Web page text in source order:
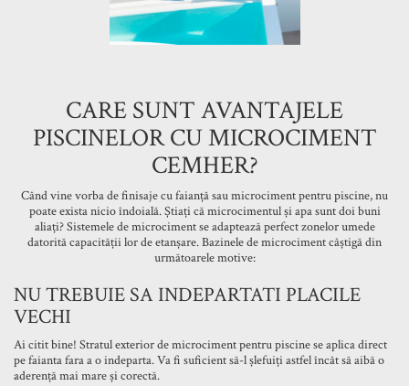
CARE SUNT AVANTAJELE
PISCINELOR CU MICROCIMENT
CEMHER?
Când vine vorba de finisaje cu faianță sau microciment pentru piscine, nu
poate exista nicio îndoială. Știați că microcimentul și apa sunt doi buni
aliați? Sistemele de microciment se adaptează perfect zonelor umede
datorită capacității lor de etanșare. Bazinele de microciment câștigă din
următoarele motive:
NU TREBUIE SA INDEPARTATI PLACILE
VECHI
Ai citit bine! Stratul exterior de microciment pentru piscine se aplica direct
pe faianta fara a o indeparta. Va fi suficient să-l șlefuiți astfel încât să aibă o
aderență mai mare și corectă.